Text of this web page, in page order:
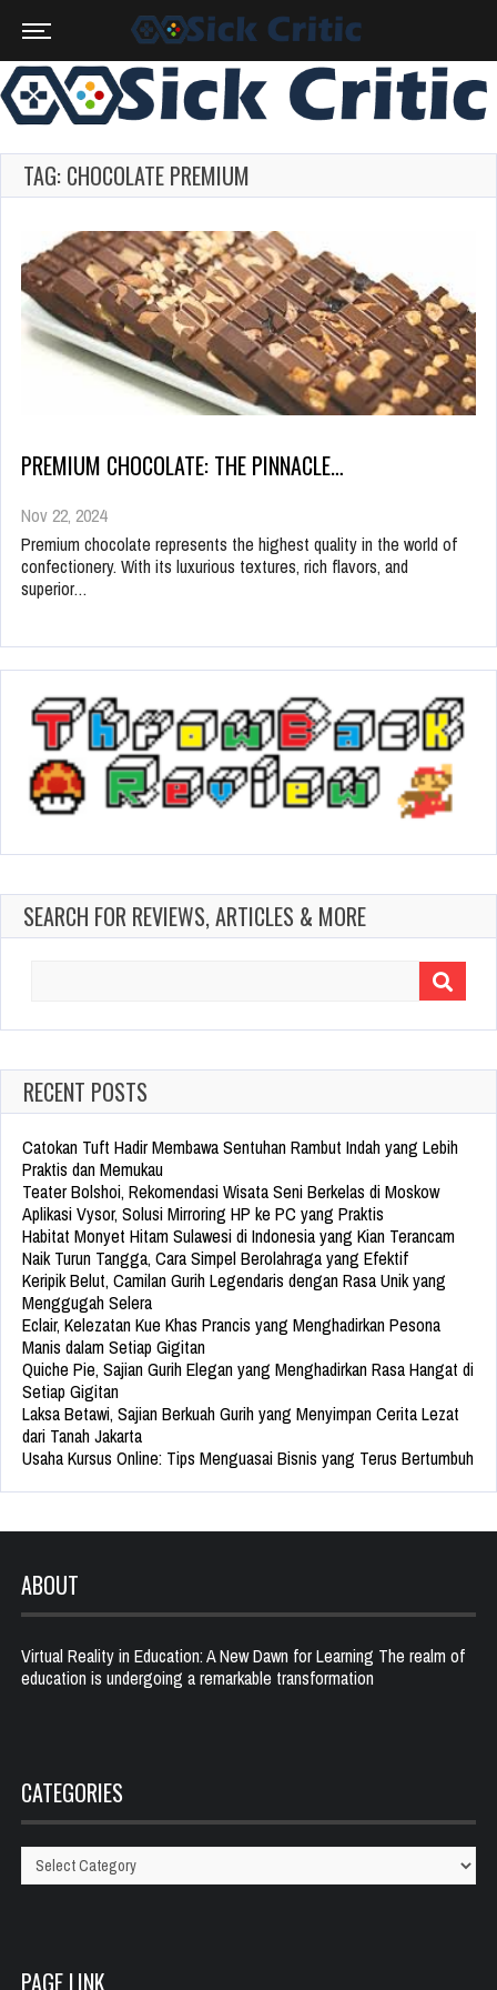
TAG: CHOCOLATE PREMIUM
PREMIUM CHOCOLATE: THE PINNACLE…
Nov 22, 2024
Premium chocolate represents the highest quality in the world of
confectionery. With its luxurious textures, rich flavors, and
superior…
SEARCH FOR REVIEWS, ARTICLES & MORE
RECENT POSTS
Catokan Tuft Hadir Membawa Sentuhan Rambut Indah yang Lebih
Praktis dan Memukau
Teater Bolshoi, Rekomendasi Wisata Seni Berkelas di Moskow
Aplikasi Vysor, Solusi Mirroring HP ke PC yang Praktis
Habitat Monyet Hitam Sulawesi di Indonesia yang Kian Terancam
Naik Turun Tangga, Cara Simpel Berolahraga yang Efektif
Keripik Belut, Camilan Gurih Legendaris dengan Rasa Unik yang
Menggugah Selera
Eclair, Kelezatan Kue Khas Prancis yang Menghadirkan Pesona
Manis dalam Setiap Gigitan
Quiche Pie, Sajian Gurih Elegan yang Menghadirkan Rasa Hangat di
Setiap Gigitan
Laksa Betawi, Sajian Berkuah Gurih yang Menyimpan Cerita Lezat
dari Tanah Jakarta
Usaha Kursus Online: Tips Menguasai Bisnis yang Terus Bertumbuh
ABOUT
Virtual Reality in Education: A New Dawn for Learning The realm of
education is undergoing a remarkable transformation
CATEGORIES
Categories
PAGE LINK